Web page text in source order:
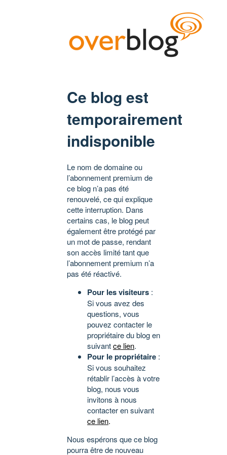
Ce blog est
temporairement
indisponible
Le nom de domaine ou
l’abonnement premium de
ce blog n’a pas été
renouvelé, ce qui explique
cette interruption. Dans
certains cas, le blog peut
également être protégé par
un mot de passe, rendant
son accès limité tant que
l’abonnement premium n’a
pas été réactivé.
Pour les visiteurs :
Si vous avez des
questions, vous
pouvez contacter le
propriétaire du blog en
suivantce lien.
Pour le propriétaire :
Si vous souhaitez
rétablir l’accès à votre
blog, nous vous
invitons à nous
contacter en suivant
ce lien.
Nous espérons que ce blog
pourra être de nouveau